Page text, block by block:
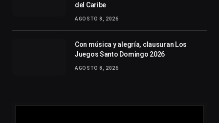
del Caribe
AGOSTO 8, 2026
Con música y alegría, clausuran Los
Juegos Santo Domingo 2026
AGOSTO 8, 2026